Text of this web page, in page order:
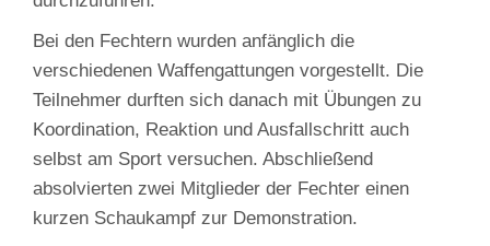
Bei den Fechtern wurden anfänglich die
verschiedenen Waffengattungen vorgestellt. Die
Teilnehmer durften sich danach mit Übungen zu
Koordination, Reaktion und Ausfallschritt auch
selbst am Sport versuchen. Abschließend
absolvierten zwei Mitglieder der Fechter einen
kurzen Schaukampf zur Demonstration.